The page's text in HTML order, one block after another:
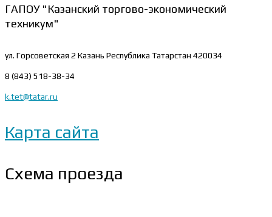
ГАПОУ "Казанский торгово-экономический
техникум"
ул. Горсоветская 2 Казань Республика Татарстан 420034
8 (843) 518-38-34
k.tet@tatar.ru
Карта сайта
Схема проезда